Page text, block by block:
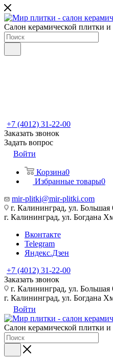
Салон керамической плитки и
+7 (4012) 31-22-00
Заказать звонок
Задать вопрос
Войти
Корзина0
Избранные товары0
mir-plitki@mir-plitki.com
г. Калининград, ул.
г. Калининград, ул. Богдана
Вконтакте
Telegram
Яндекс.Дзен
+7 (4012) 31-22-00
Заказать звонок
г. Калининград, ул.
г. Калининград, ул. Богдана
Войти
Салон керамической плитки и